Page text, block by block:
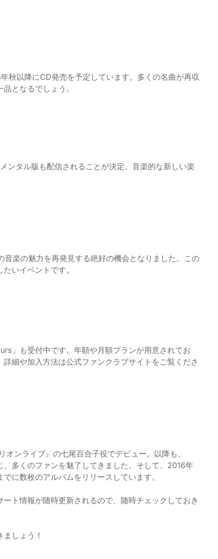
秋以降にCD発売を予定しています。多くの名曲が再収
となるでしょう。
ンタル版も配信されることが決定。音楽的な新しい楽
楽の魅力を再発見する絶好の機会となりました。この
いイベントです。
」も受付中です。年額や月額プランが用意されてお
細や加入方法は公式ファンクラブサイトをご覧くださ
ンライブ』の七尾百合子役でデビュー。以降も、
多くのファンを魅了してきました。そして、2016年
に数枚のアルバムをリリースしています。
ト情報が随時更新されるので、随時チェックしておき
しょう！